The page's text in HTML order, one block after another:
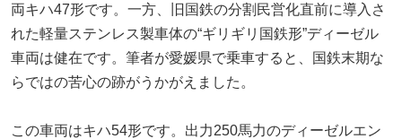
両キハ47形です。一方、旧国鉄の分割民営化直前に導入さ
れた軽量ステンレス製車体の“ギリギリ国鉄形”ディーゼル
車両は健在です。筆者が愛媛県で乗車すると、国鉄末期な
らではの苦心の跡がうかがえました。
この車両はキハ54形です。出力250馬力のディーゼルエン